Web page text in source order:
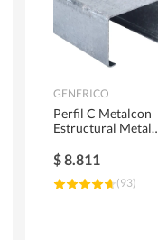
GENERICO
Perfil C Metalcon
Estructural Metal
$8.811
(93)